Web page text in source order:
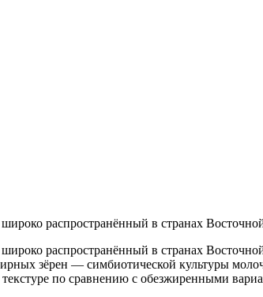
распространённый в странах
распространённый в странах
зёрен — симбиотической культуры
по сравнению с обезжиренными